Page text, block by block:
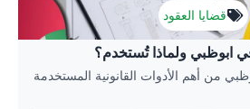
قضايا العقود
ابوظبي ولماذا تُستخدم؟
من أهم الأدوات القانونية المستخدمة